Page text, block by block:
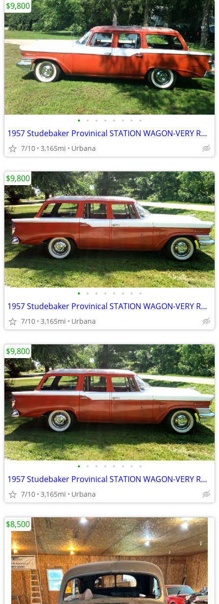
• • • • • • • •
1957 Studebaker Provinical STATION WAGON-VERY RARE!
7/10 3,165mi Urbana
$9,800
• • • • • • • •
1957 Studebaker Provinical STATION WAGON-VERY RARE!
7/10 3,165mi Urbana
$9,800
• • • • • • • •
1957 Studebaker Provinical STATION WAGON-VERY RARE!
7/10 3,165mi Urbana
$9,800
$8,500